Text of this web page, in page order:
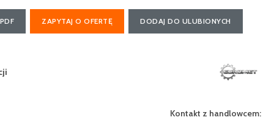
ZAPYTAJ O OFERTĘ DODAJ DO ULUBIONYCH
Kontakt z handlowcem: